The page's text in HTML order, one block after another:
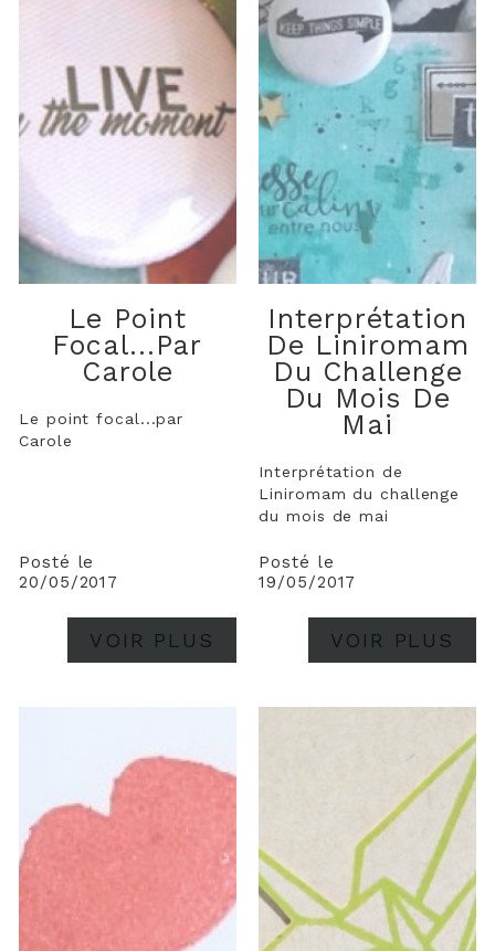
Le Point
Focal...par
Carole
Le point focal...par
Carole
Posté le
20/05/2017
VOIR PLUS
Interprétation
De Liniromam
Du Challenge
Du Mois De
Mai
Interprétation de
Liniromam du challenge
du mois de mai
Posté le
19/05/2017
VOIR PLUS